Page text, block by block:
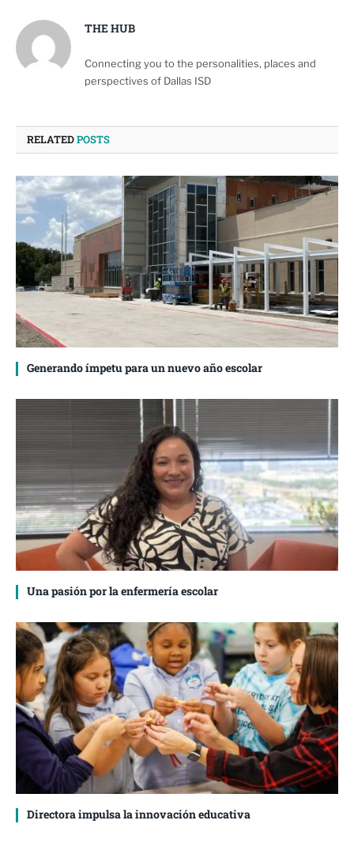
THE HUB
Connecting you to the personalities, places and
perspectives of Dallas ISD
RELATEDPOSTS
Generando ímpetu para un nuevo año escolar
Una pasión por la enfermería escolar
Directora impulsa la innovación educativa